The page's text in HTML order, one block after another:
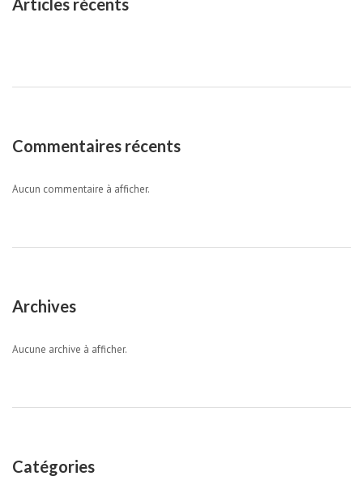
Articles récents
Commentaires récents
Aucun commentaire à afficher.
Archives
Aucune archive à afficher.
Catégories